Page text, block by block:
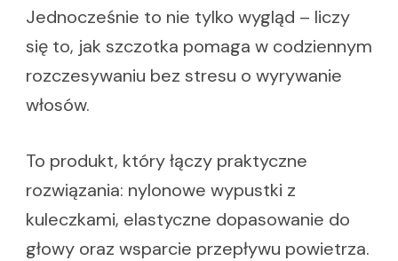
Jednocześnie to nie tylko wygląd – liczy
się to, jak szczotka pomaga w codziennym
rozczesywaniu bez stresu o wyrywanie
włosów.
To produkt, który łączy praktyczne
rozwiązania: nylonowe wypustki z
kuleczkami, elastyczne dopasowanie do
głowy oraz wsparcie przepływu powietrza.